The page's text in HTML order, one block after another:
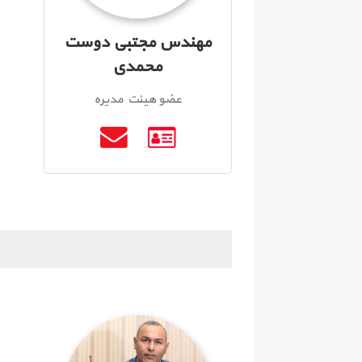
مهندس مجتبی دوست
محمدی
عضو هیئت مدیره